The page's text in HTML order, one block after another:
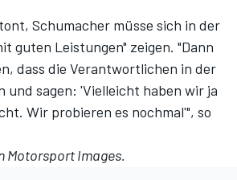
Schumacher müsse sich in der
guten Leistungen" zeigen. "Dann
dass die Verantwortlichen in der
und sagen: 'Vielleicht haben wir ja
Wir probieren es nochmal'", so
Motorsport Images.